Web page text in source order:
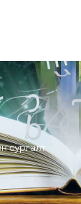
сургалт